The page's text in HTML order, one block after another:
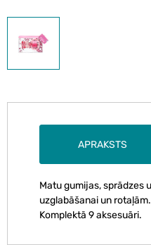
APRAKSTS
Matu gumijas, sprādzes
uzglabāšanai un
Komplektā 9 aksesuāri.